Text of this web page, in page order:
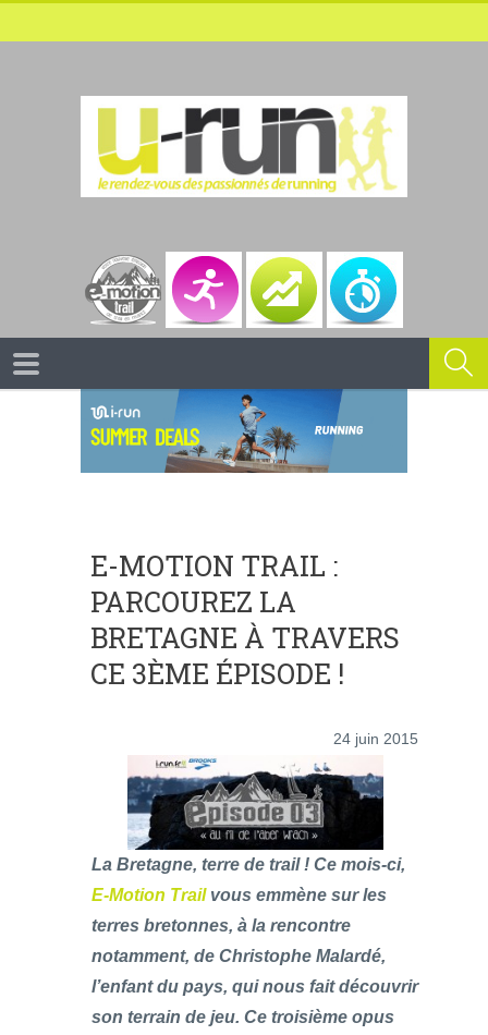
E-MOTION TRAIL :
PARCOUREZ LA
BRETAGNE À TRAVERS
CE 3ÈME ÉPISODE !
24 juin 2015
La Bretagne, terre de trail ! Ce mois-ci,
E-Motion Trailvous emmène sur les
terres bretonnes, à la rencontre
notamment, de Christophe Malardé,
l’enfant du pays, qui nous fait découvrir
son terrain de jeu. Ce troisième opus